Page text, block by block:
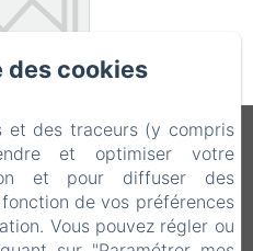
Torchio
Informations légales
les cookies
28, Bard, 11020, Italie
des cookies
et des traceurs (y compris
et optimiser votre
et pour diffuser des
de vos préférences
Vous pouvez régler ou